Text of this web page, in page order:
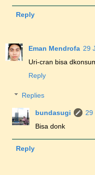
Reply
Eman Mendrofa 29
Uri-cran bisa
Reply
Replies
bundasugi
29
Bisa donk
Reply